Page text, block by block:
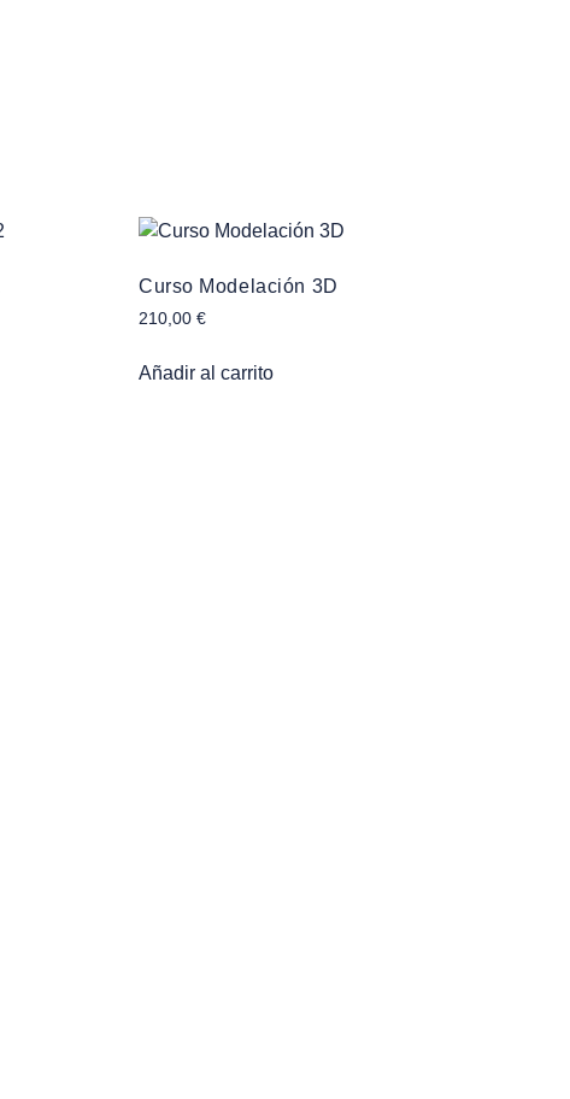
Curso Modelación 3D
210,00€
Añadir al carrito